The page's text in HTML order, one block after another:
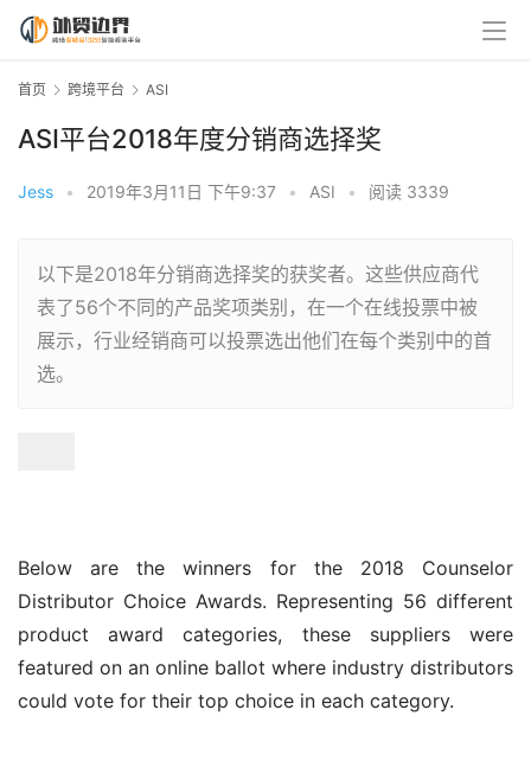
首页 跨境平台 ASI
ASI平台2018年度分销商选择奖
Jess • 2019年3月11日 下午9:37 • ASI • 阅读 3339
以下是2018年分销商选择奖的获奖者。这些供应商代
表了56个不同的产品奖项类别，在一个在线投票中被
展示，行业经销商可以投票选出他们在每个类别中的首
选。
Below are the winners for the 2018 Counselor
Distributor Choice Awards. Representing 56 different
product award categories, these suppliers were
featured on an online ballot where industry distributors
could vote for their top choice in each category.